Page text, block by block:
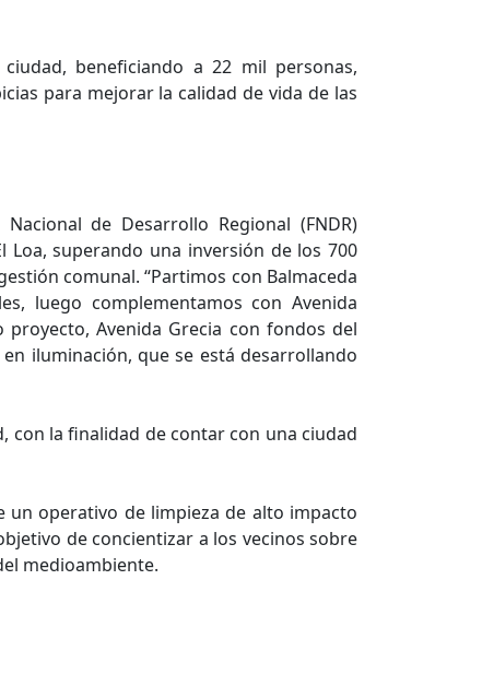
beneficiando a 22 mil personas,
para mejorar la calidad de vida de las
de Desarrollo Regional (FNDR)
Loa, superando una inversión de los 700
comunal. “Partimos con Balmaceda
luego complementamos con Avenida
Avenida Grecia con fondos del
iluminación, que se está desarrollando
con la finalidad de contar con una ciudad
un operativo de limpieza de alto impacto
de concientizar a los vecinos sobre
medioambiente.